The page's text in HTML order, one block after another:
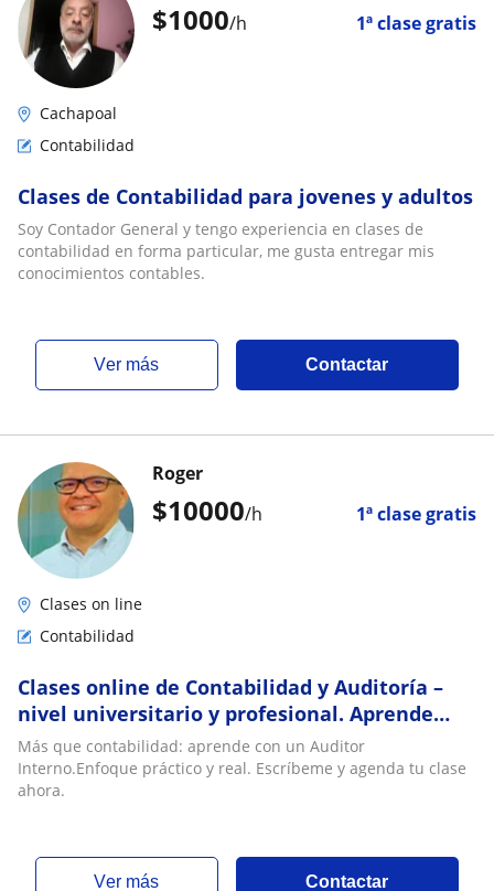
$1000/h 1ª clase gratis
Cachapoal
Contabilidad
Clases de Contabilidad para jovenes y adultos
Soy Contador General y tengo experiencia en clases de
contabilidad en forma particular, me gusta entregar mis
conocimientos contables.
ver más Contactar
$10000/h 1ª clase gratis
Roger
Clases on line
Contabilidad
Clases online de Contabilidad y Auditoría –
nivel universitario y profesional. Aprende
fácil, práctico y aplicado a casos reales
Más que contabilidad: aprende con un Auditor
Interno.Enfoque práctico y real. Escríbeme y agenda tu clase
ahora.
ver más Contactar